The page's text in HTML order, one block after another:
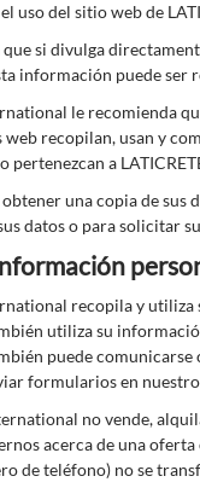
uso del sitio web de
que si divulga
información puede ser
le recomienda
web recopilan, usan y
pertenezcan a
una copia de
datos o para solicitar
recopila y
utiliza su
puede comunicarse
formularios en
no vende,
acerca de una
de teléfono) no se